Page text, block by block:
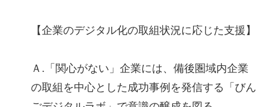
【企業のデジタル化の取組状況に応じた支援】
Ａ.「関心がない」企業には、備後圏域内企業
の取組を中心とした成功事例を発信する「びん